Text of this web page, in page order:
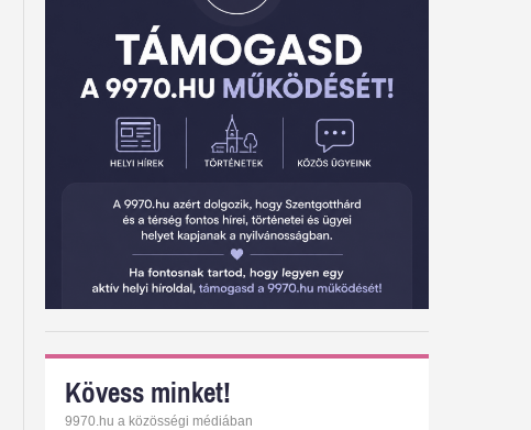
Kövess minket!
9970.hu a közösségi médiában